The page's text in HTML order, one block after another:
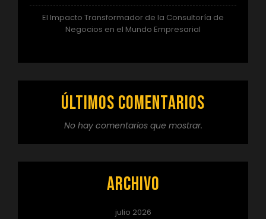
El Impacto Transformador de la Consultoría de
Negocios en el Mundo Empresarial
Últimos comentarios
No hay comentarios que mostrar.
Archivo
julio 2026